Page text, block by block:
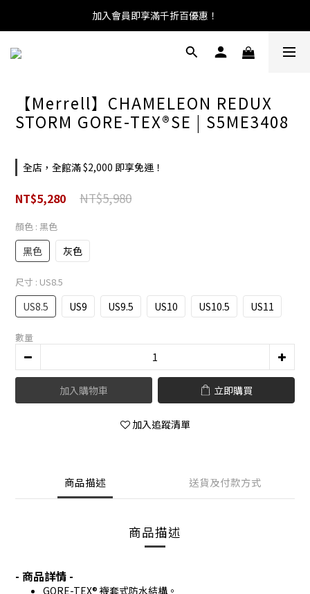
加入會員即享滿千折百優惠！
【Merrell】CHAMELEON REDUX
STORM GORE-TEX®SE | S5ME3408
全店，全館滿 $2,000 即享免運！
NT$5,280 NT$5,980
顏色 : 黑色
黑色 灰色
尺寸 : US8.5
US8.5 US9 US9.5 US10 US10.5 US11
數量
加入購物車 立即購買
加入追蹤清單
商品描述 送貨及付款方式
商品描述
- 商品詳情 -
GORE-TEX® 襪套式防水結構。